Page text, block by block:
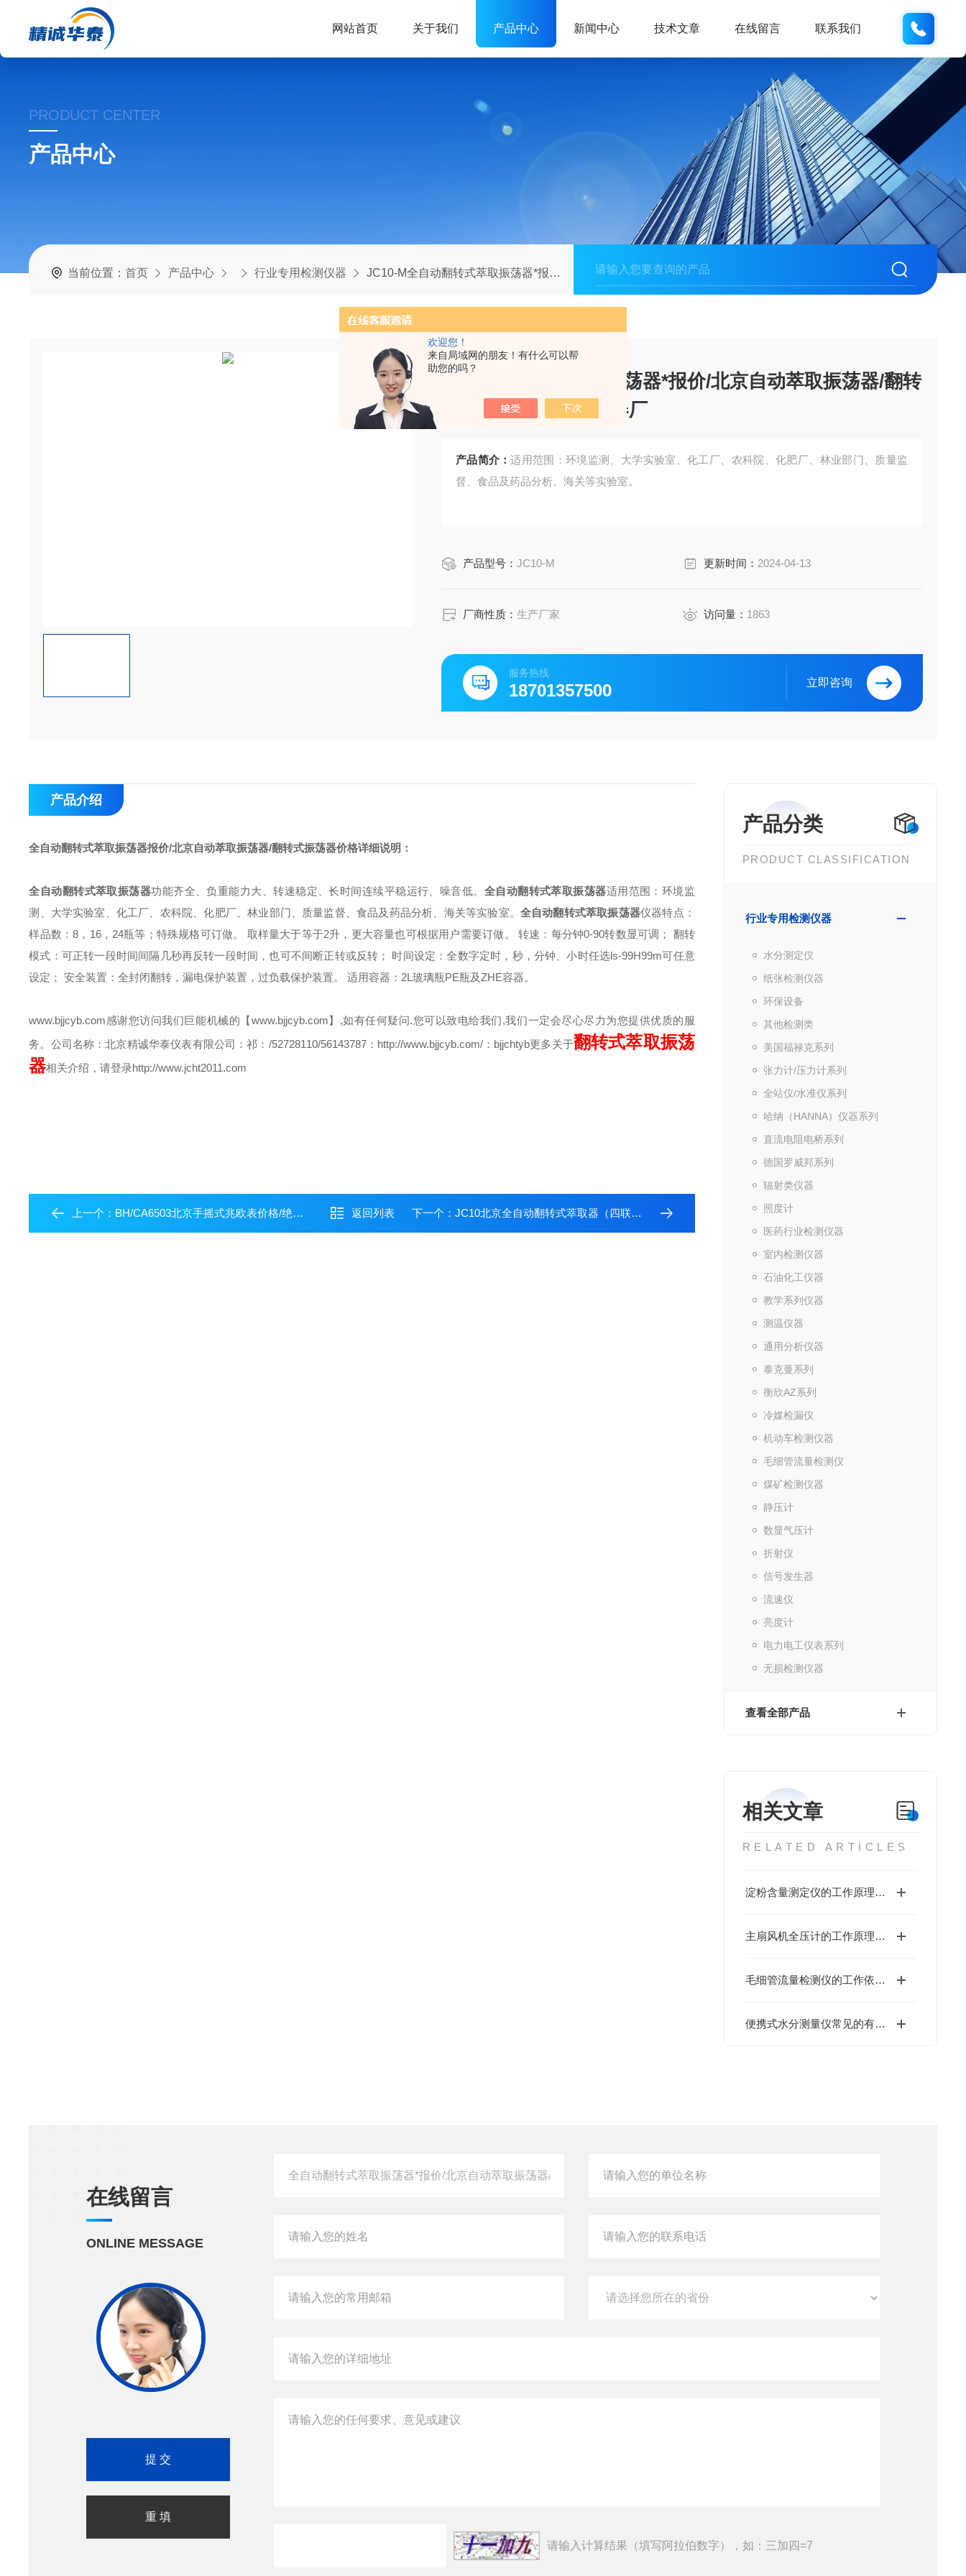
欢迎您！
来自局域网的朋友！有什么可以帮
助您的吗？
网站首页 关于我们 产品中心 新闻中心 技术文章 在线留言 联系我们
PRODUCT CENTER
产品中心
当前位置：首页 产品中心 行业专用检测仪器 JC10-M全自动翻转式萃取振荡器*报价/北京自动萃取振荡器/翻转式振荡器价格/振荡器厂
全自动翻转式萃取振荡器*报价/北京自动萃取振荡器/翻转
式振荡器价格/振荡器厂
产品简介：适用范围：环境监测、大学实验室、化工厂、农科院、化肥厂、林业部门、质量监
督、食品及药品分析、海关等实验室。
产品型号：JC10-M 更新时间： 2024-04-13
厂商性质：生产厂家 访问量： 1863
服务热线
18701357500 立即咨询
产品分类
PRODUCT CLASSIFICATION
行业专用检测仪器
水分测定仪
纸张检测仪器
环保设备
其他检测类
美国福禄克系列
张力计/压力计系列
全站仪/水准仪系列
哈纳（HANNA）仪器系列
直流电阻电桥系列
德国罗威邦系列
辐射类仪器
照度计
医药行业检测仪器
室内检测仪器
石油化工仪器
教学系列仪器
测温仪器
通用分析仪器
泰克曼系列
衡欣AZ系列
冷媒检漏仪
机动车检测仪器
毛细管流量检测仪
煤矿检测仪器
静压计
数显气压计
折射仪
信号发生器
流速仪
亮度计
电力电工仪表系列
无损检测仪器
查看全部产品
相关文章
RELATED ARTICLES
淀粉含量测定仪的工作原理与性能优势值得深入探讨
主扇风机全压计的工作原理基于流体力学中的伯努利方程
毛细管流量检测仪的工作依据是什么？
便携式水分测量仪常见的有卡尔·费休法和红外法两种
产品介绍
全自动翻转式萃取振荡器报价/北京自动萃取振荡器/翻转式振荡器价格详细说明：
全自动翻转式萃取振荡器功能齐全、负重能力大、转速稳定、长时间连续平稳运行、噪音低。 全自动翻转式萃取振荡器适用范围：环境监
测、大学实验室、化工厂、农科院、化肥厂、林业部门、质量监督、食品及药品分析、海关等实验室。 全自动翻转式萃取振荡器仪器特点：
样品数：8，16，24瓶等；特殊规格可订做。 取样量大于等于2升，更大容量也可根据用户需要订做。 转速：每分钟0-90转数显可调； 翻转
模式：可正转一段时间间隔几秒再反转一段时间，也可不间断正转或反转； 时间设定：全数字定时，秒，分钟、小时任选ls-99H99m可任意
设定；安全装置：全封闭翻转，漏电保护装置，过负载保护装置。适用容器：2L玻璃瓶PE瓶及ZHE容器。
www.bjjcyb.com感谢您访问我们巨能机械的【www.bjjcyb.com】,如有任何疑问.您可以致电给我们,我们一定会尽心尽力为您提供优质的服
务。 公司名称：北京精诚华泰仪表有限公司 ：祁 ：/52728110/56143787：http://www.bjjcyb.com/：bjjchtyb更多关于翻转式萃取振荡
器相关介绍，请登录http://www.jcht2011.com
上一个： BH/CA6503北京手摇式兆欧表价格/绝缘摇表（法国*）/500V兆欧表/进口绝缘摇表中国区总代理 返回列表 下一个： JC10北京全自动翻转式萃取器（四联数显）价格/翻转式萃取器厂家/翻转数显萃取器价格
在线留言
ONLINE MESSAGE
请输入计算结果（填写阿拉伯数字），如：三加四=7